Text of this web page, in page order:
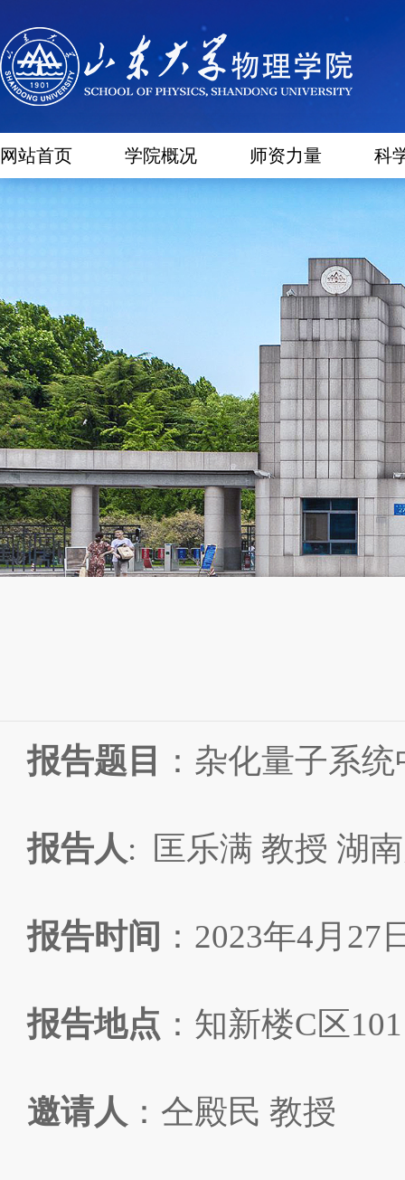
网站首页 学院概况 师资力量 科
报告题目 ：杂化量子系
报告人: 匡乐满 教授 湖
报告时间 ： 2023年4月 27
报告地点 ：知新楼C 区
邀请人 ：仝殿民 教授